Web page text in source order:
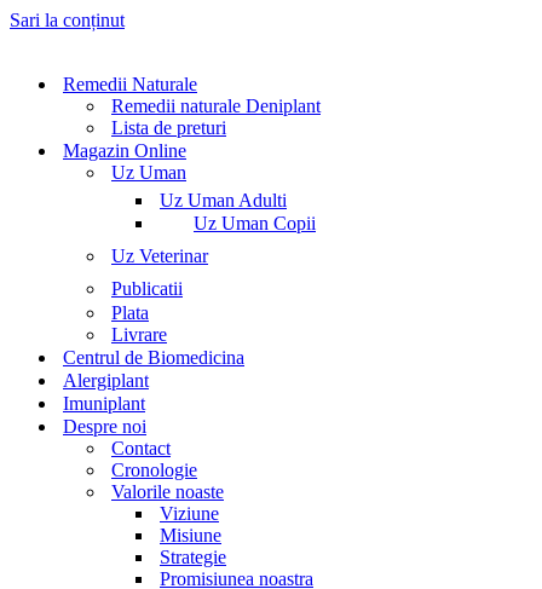
Sari la conținut
Remedii Naturale
Remedii naturale Deniplant
Lista de preturi
Magazin Online
Uz Uman
Uz Uman Adulti
Uz Uman Copii
Uz Veterinar
Publicatii
Plata
Livrare
Centrul de Biomedicina
Alergiplant
Imuniplant
Despre noi
Contact
Cronologie
Valorile noaste
Viziune
Misiune
Strategie
Promisiunea noastra